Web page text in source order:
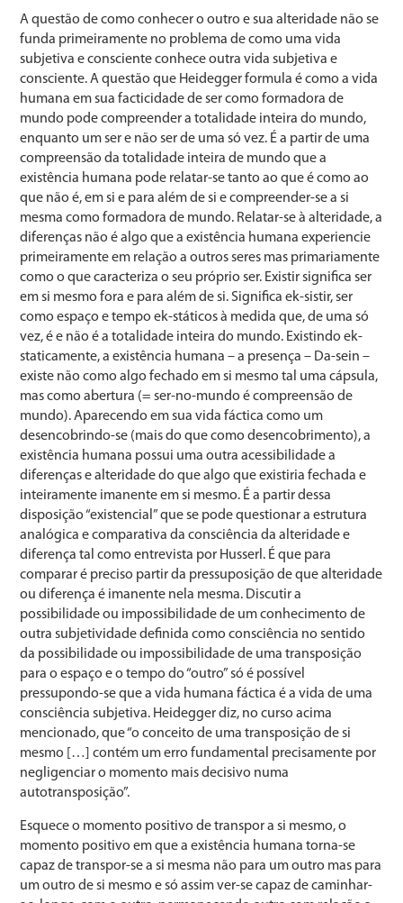
A questão de como conhecer o outro e sua alteridade não se
funda primeiramente no problema de como uma vida
subjetiva e consciente conhece outra vida subjetiva e
consciente. A questão que Heidegger formula é como a vida
humana em sua facticidade de ser como formadora de
mundo pode compreender a totalidade inteira do mundo,
enquanto um ser e não ser de uma só vez. É a partir de uma
compreensão da totalidade inteira de mundo que a
existência humana pode relatar-se tanto ao que é como ao
que não é, em si e para além de si e compreender-se a si
mesma como formadora de mundo. Relatar-se à alteridade, a
diferenças não é algo que a existência humana experiencie
primeiramente em relação a outros seres mas primariamente
como o que caracteriza o seu próprio ser. Existir significa ser
em si mesmo fora e para além de si. Significa ek-sistir, ser
como espaço e tempo ek-státicos à medida que, de uma só
vez, é e não é a totalidade inteira do mundo. Existindo ek-
staticamente, a existência humana – a presença – Da-sein –
existe não como algo fechado em si mesmo tal uma cápsula,
mas como abertura (= ser-no-mundo é compreensão de
mundo). Aparecendo em sua vida fáctica como um
desencobrindo-se (mais do que como desencobrimento), a
existência humana possui uma outra acessibilidade a
diferenças e alteridade do que algo que existiria fechada e
inteiramente imanente em si mesmo. É a partir dessa
disposição “existencial” que se pode questionar a estrutura
analógica e comparativa da consciência da alteridade e
diferença tal como entrevista por Husserl. É que para
comparar é preciso partir da pressuposição de que alteridade
ou diferença é imanente nela mesma. Discutir a
possibilidade ou impossibilidade de um conhecimento de
outra subjetividade definida como consciência no sentido
da possibilidade ou impossibilidade de uma transposição
para o espaço e o tempo do “outro” só é possível
pressupondo-se que a vida humana fáctica é a vida de uma
consciência subjetiva. Heidegger diz, no curso acima
mencionado, que “o conceito de uma transposição de si
mesmo […] contém um erro fundamental precisamente por
negligenciar o momento mais decisivo numa
autotransposição”.
Esquece o momento positivo de transpor a si mesmo, o
momento positivo em que a existência humana torna-se
capaz de transpor-se a si mesma não para um outro mas para
um outro de si mesmo e só assim ver-se capaz de caminhar-